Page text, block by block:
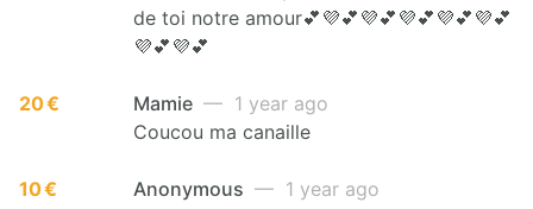
de toi notre amour💕💜💕💜💕💜💕💜💕💜💕
💜💕💜💕
20 € Mamie — 1 year ago
Coucou ma canaille
10 € Anonymous — 1 year ago